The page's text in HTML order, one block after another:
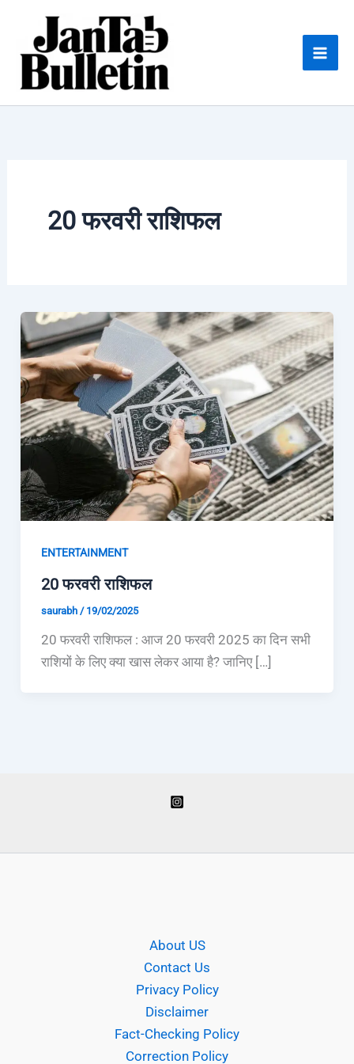
content
20 फरवरी राशिफल
ENTERTAINMENT
20 फरवरी राशिफल
saurabh / 19/02/2025
20 फरवरी राशिफल : आज 20 फरवरी 2025 का दिन सभी
राशियों के लिए क्या खास लेकर आया है? जानिए […]
About US
Contact Us
Privacy Policy
Disclaimer
Fact-Checking Policy
Correction Policy